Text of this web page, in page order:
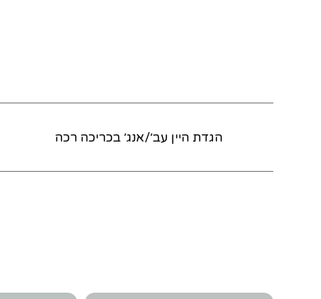
הגדת היין עב׳/אנג׳ בכריכה רכה